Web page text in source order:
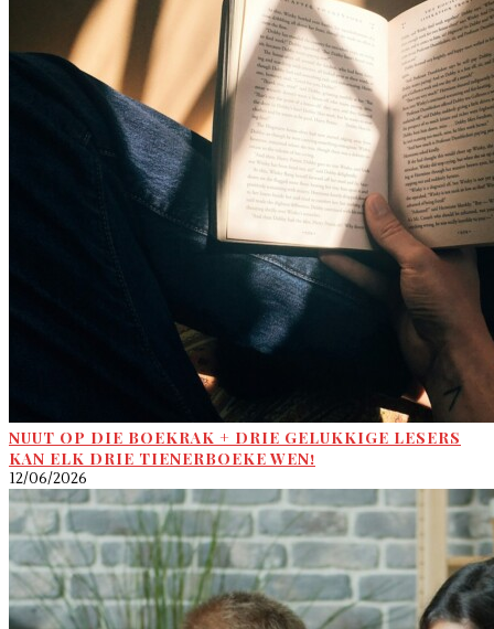
NUUT OP DIE BOEKRAK + DRIE GELUKKIGE LESERS
KAN ELK DRIE TIENERBOEKE WEN!
12/06/2026